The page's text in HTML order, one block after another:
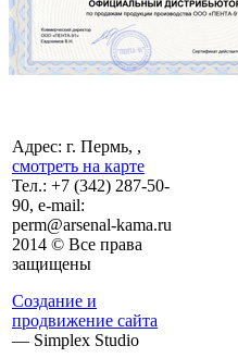
Адрес: г. Пермь, ,
смотреть на карте
Тел.: +7 (342) 287-50-
90, e-mail:
perm@arsenal-kama.ru
2014 © Все права
защищены
Создание и
продвижение сайта
— Simplex Studio